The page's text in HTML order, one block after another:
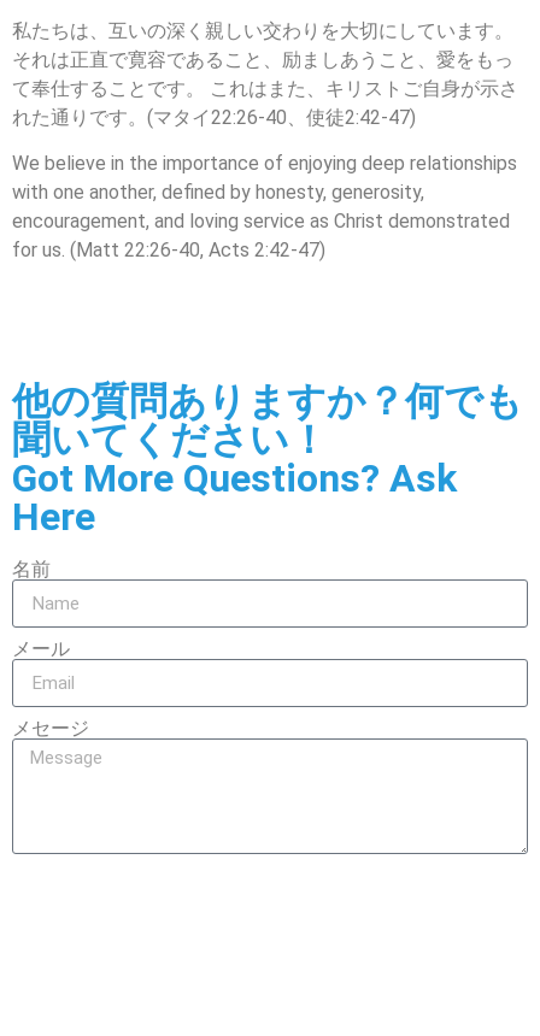
私たちは、互いの深く親しい交わりを大切にしています。
それは正直で寛容であること、励ましあうこと、愛をもっ
て奉仕することです。 これはまた、キリストご自身が示さ
れた通りです。(マタイ22:26-40、使徒2:42-47)
We believe in the importance of enjoying deep relationships
with one another, defined by honesty, generosity,
encouragement, and loving service as Christ demonstrated
for us. (Matt 22:26-40, Acts 2:42-47)
他の質問ありますか？何でも
聞いてください！
Got More Questions? Ask
Here
名前
メール
メセージ